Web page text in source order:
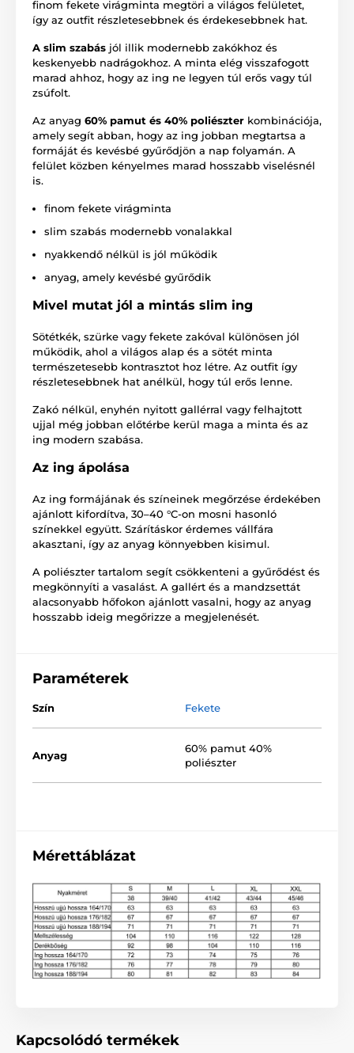
finom fekete virágminta megtöri a világos felületet,
így az outfit részletesebbnek és érdekesebbnek hat.
A slim szabás jól illik modernebb zakókhoz és
keskenyebb nadrágokhoz. A minta elég visszafogott
marad ahhoz, hogy az ing ne legyen túl erős vagy túl
zsúfolt.
Az anyag 60% pamut és 40% poliészter kombinációja,
amely segít abban, hogy az ing jobban megtartsa a
formáját és kevésbé gyűrődjön a nap folyamán. A
felület közben kényelmes marad hosszabb viselésnél
is.
finom fekete virágminta
slim szabás modernebb vonalakkal
nyakkendő nélkül is jól működik
anyag, amely kevésbé gyűrődik
Mivel mutat jól a mintás slim ing
Sötétkék, szürke vagy fekete zakóval különösen jól
működik, ahol a világos alap és a sötét minta
természetesebb kontrasztot hoz létre. Az outfit így
részletesebbnek hat anélkül, hogy túl erős lenne.
Zakó nélkül, enyhén nyitott gallérral vagy felhajtott
ujjal még jobban előtérbe kerül maga a minta és az
ing modern szabása.
Az ing ápolása
Az ing formájának és színeinek megőrzése érdekében
ajánlott kifordítva, 30–40 °C-on mosni hasonló
színekkel együtt. Szárításkor érdemes vállfára
akasztani, így az anyag könnyebben kisimul.
A poliészter tartalom segít csökkenteni a gyűrődést és
megkönnyíti a vasalást. A gallért és a mandzsettát
alacsonyabb hőfokon ajánlott vasalni, hogy az anyag
hosszabb ideig megőrizze a megjelenését.
Paraméterek
Szín Fekete
Anyag
60% pamut 40%
poliészter
Mérettáblázat
Kapcsolódó termékek